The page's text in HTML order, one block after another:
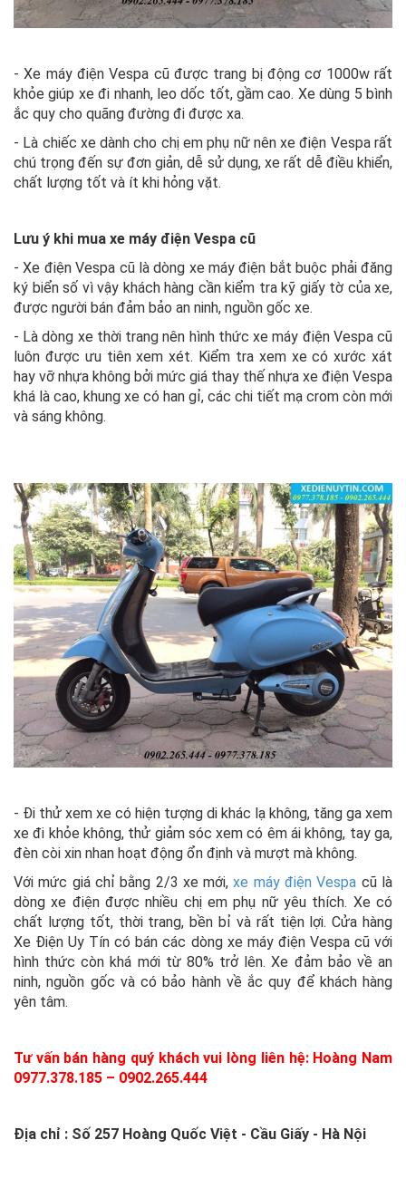
- Xe máy điện Vespa cũ được trang bị động cơ 1000w rất
khỏe giúp xe đi nhanh, leo dốc tốt, gầm cao. Xe dùng 5 bình
ắc quy cho quãng đường đi được xa.
- Là chiếc xe dành cho chị em phụ nữ nên xe điện Vespa rất
chú trọng đến sự đơn giản, dễ sử dụng, xe rất dễ điều khiển,
chất lượng tốt và ít khi hỏng vặt.
Lưu ý khi mua xe máy điện Vespa cũ
- Xe điện Vespa cũ là dòng xe máy điện bắt buộc phải đăng
ký biển số vì vậy khách hàng cần kiểm tra kỹ giấy tờ của xe,
được người bán đảm bảo an ninh, nguồn gốc xe.
- Là dòng xe thời trang nên hình thức xe máy điện Vespa cũ
luôn được ưu tiên xem xét. Kiểm tra xem xe có xước xát
hay vỡ nhựa không bởi mức giá thay thế nhựa xe điện Vespa
khá là cao, khung xe có han gỉ, các chi tiết mạ crom còn mới
và sáng không.
- Đi thử xem xe có hiện tượng di khác lạ không, tăng ga xem
xe đi khỏe không, thử giảm sóc xem có êm ái không, tay ga,
đèn còi xin nhan hoạt động ổn định và mượt mà không.
Với mức giá chỉ bằng 2/3 xe mới,xe máy điện Vespa cũ là
dòng xe điện được nhiều chị em phụ nữ yêu thích. Xe có
chất lượng tốt, thời trang, bền bỉ và rất tiện lợi. Cửa hàng
Xe Điện Uy Tín có bán các dòng xe máy điện Vespa cũ với
hình thức còn khá mới từ 80% trở lên. Xe đảm bảo về an
ninh, nguồn gốc và có bảo hành về ắc quy để khách hàng
yên tâm.
Tư vấn bán hàng quý khách vui lòng liên hệ: Hoàng Nam
0977.378.185 – 0902.265.444
Địa chỉ : Số 257 Hoàng Quốc Việt - Cầu Giấy - Hà Nội